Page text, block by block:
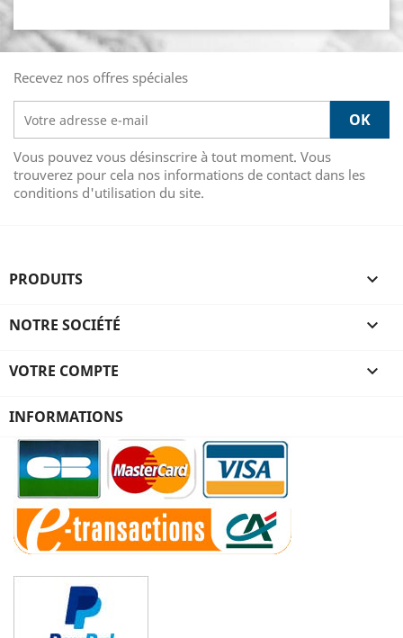
Recevez nos offres spéciales
Vous pouvez vous désinscrire à tout moment. Vous
trouverez pour cela nos informations de contact dans les
conditions d'utilisation du site.
PRODUITS 
NOTRE SOCIÉTÉ 
VOTRE COMPTE 
INFORMATIONS